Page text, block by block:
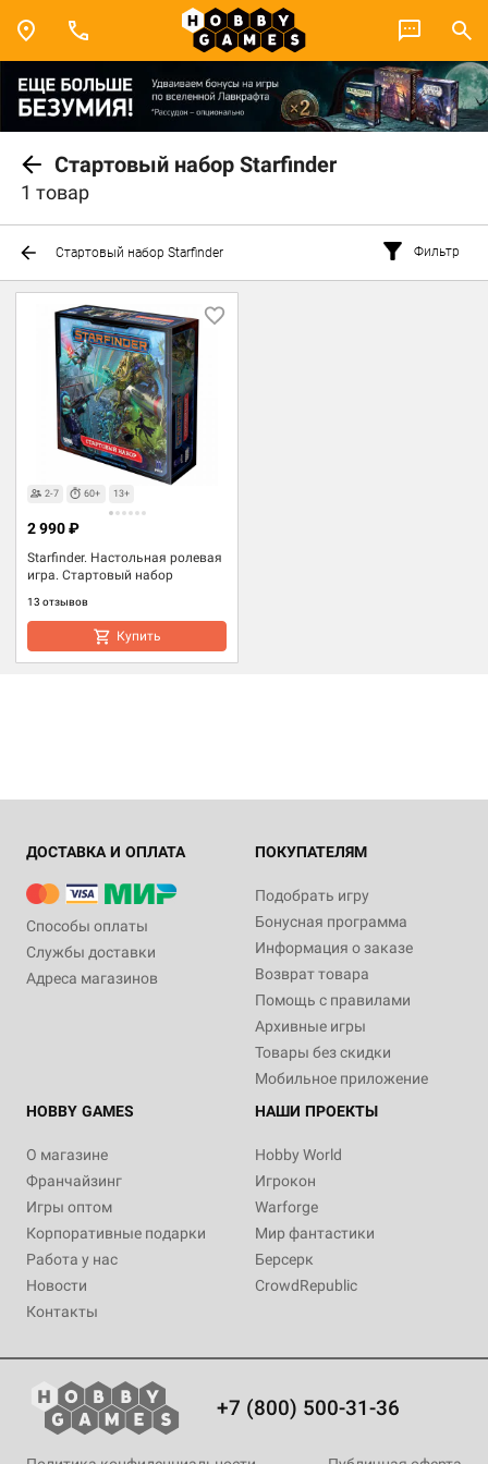
Стартовый набор Starfinder
1 товар
Стартовый набор Starfinder Фильтр
2-7 60+ 13+
Starfinder. Настольная ролевая
игра. Стартовый набор
13 отзывов
2 990 ₽
Купить
ДОСТАВКА И ОПЛАТА
Способы оплаты
Службы доставки
Адреса магазинов
ПОКУПАТЕЛЯМ
Подобрать игру
Бонусная программа
Информация о заказе
Возврат товара
Помощь с правилами
Архивные игры
Товары без скидки
Мобильное приложение
HOBBY GAMES
О магазине
Франчайзинг
Игры оптом
Корпоративные подарки
Работа у нас
Новости
Контакты
НАШИ ПРОЕКТЫ
Hobby World
Игрокон
Warforge
Мир фантастики
Берсерк
CrowdRepublic
+7 (800) 500-31-36